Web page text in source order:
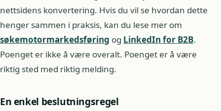
nettsidens konvertering. Hvis du vil se hvordan dette
henger sammen i praksis, kan du lese mer om
søkemotormarkedsføring og LinkedIn for B2B.
Poenget er ikke å være overalt. Poenget er å være
riktig sted med riktig melding.
En enkel beslutningsregel